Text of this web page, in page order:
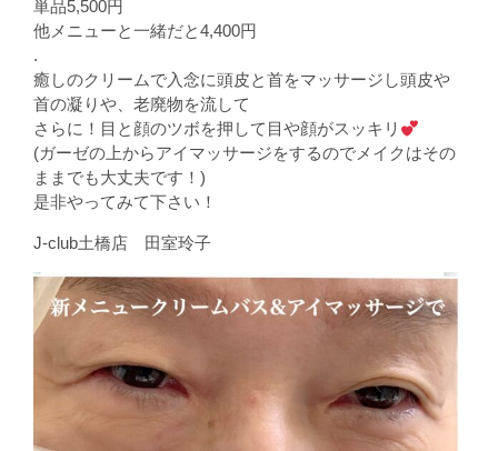
単品5,500円
他メニューと一緒だと4,400円
.
癒しのクリームで入念に頭皮と首をマッサージし頭皮や
首の凝りや、老廃物を流して
さらに！目と顔のツボを押して目や顔がスッキリ
(ガーゼの上からアイマッサージをするのでメイクはその
ままでも大丈夫です！)
是非やってみて下さい！
J-club土橋店 田室玲子